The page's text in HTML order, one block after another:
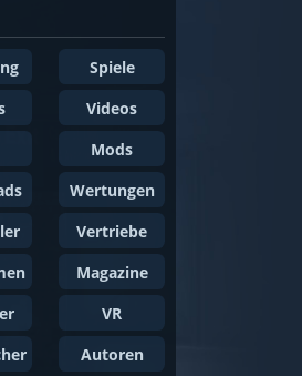
Spiele
Videos
Mods
Wertungen
Vertriebe
Magazine
VR
Autoren